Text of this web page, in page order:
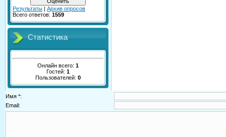
Результаты | Архив опросов
Всего ответов: 1559
Статистика
Онлайн всего: 1
Гостей: 1
Пользователей: 0
Имя *:
Email: